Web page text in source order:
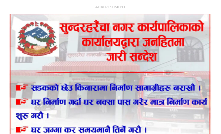
ADVERTISEMENT